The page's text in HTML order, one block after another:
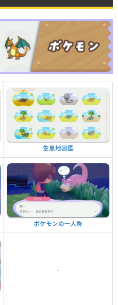
生息地図鑑
ポケモンの一人称
-